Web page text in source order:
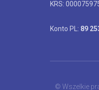
KRS:
Konto PL: 89
© Wszelkie